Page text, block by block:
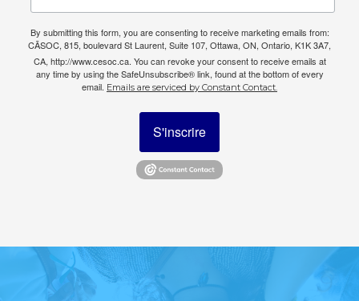
By submitting this form, you are consenting to receive marketing emails from:
CÃSOC, 815, boulevard St Laurent, Suite 107, Ottawa, ON, Ontario, K1K 3A7,
CA, http://www.cesoc.ca. You can revoke your consent to receive emails at
any time by using the SafeUnsubscribe® link, found at the bottom of every
email. Emails are serviced by Constant Contact.
S'inscrire